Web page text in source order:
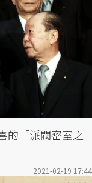
的「派閥密室之
2021-02-19 17:44